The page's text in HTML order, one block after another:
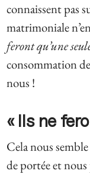
connaissent pas
matrimoniale
feront qu’une
consommation
nous !
« Ils ne
Cela nous
de portée et